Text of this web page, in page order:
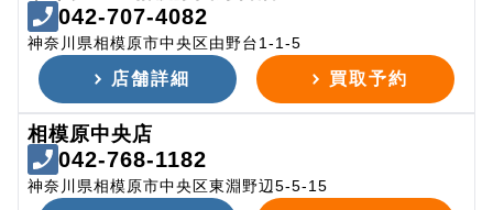
042-707-4082
神奈川県相模原市中央区由野台1-1-5
店舗詳細 買取予約
相模原中央店
042-768-1182
神奈川県相模原市中央区東淵野辺5-5-15